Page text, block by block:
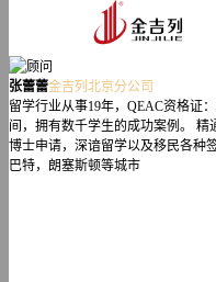
张
蕾
蕾
-
张蕾蕾金吉列北京分公司
留学行业从事19年，QEAC资格证
间，拥有数千学生的成功案例。
博士申请，深谙留学以及移民各种
巴特，朗塞斯顿等城市